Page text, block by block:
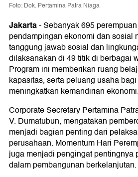
Foto: Dok. Pertamina Patra Niaga
Jakarta-Sebanyak 695
pendampingan ekonomi dan sosial
tanggung jawab sosial dan
dilaksanakan di 49 titik di berbagai
Program ini memberikan ruang
kapasitas, serta peluang usaha
meningkatkan kemandirian ekonomi.
Corporate Secretary Pertamina
V. Dumatubun, mengatakan
menjadi bagian penting dari
perusahaan. Momentum Hari
juga menjadi pengingat pentingnya
dalam pembangunan berkelanjutan.